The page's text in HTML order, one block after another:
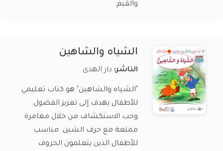
والقيم.
الشياه والشاهين
الناشر: دار الهدى
"الشياه والشاهين" هو كتاب تعليمي
للأطفال يهدف إلى تعزيز الفضول
وحب الاستكشاف من خلال مغامرة
ممتعة مع حرف الشين. مناسب
للأطفال الذين يتعلمون الحروف